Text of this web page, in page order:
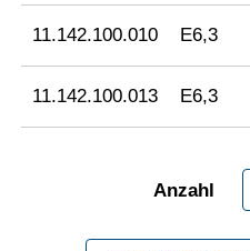
11.142.100.010 E6,3
11.142.100.013 E6,3